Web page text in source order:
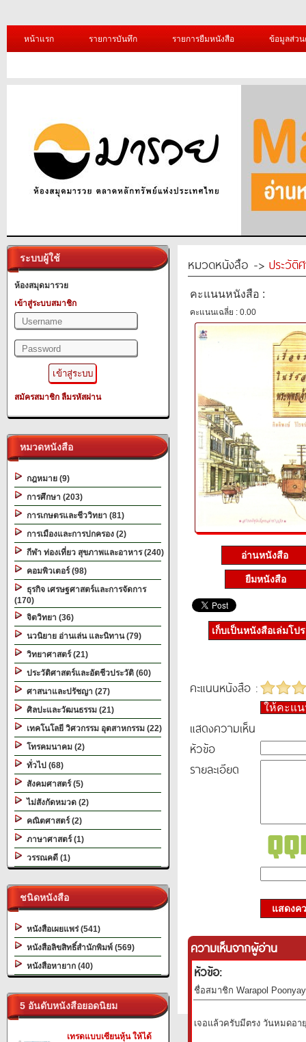
หน้าแรก รายการบันทึก รายการยืมหนังสือ ข้อมูลส่ว
ระบบผู้ใช้
ห้องสมุดมารวย
เข้าสู่ระบบสมาชิก
สมัครสมาชิก ลืมรหัสผ่าน
หมวดหนังสือ
กฎหมาย (9)
การศึกษา (203)
การเกษตรและชีววิทยา (81)
การเมืองและการปกครอง (2)
กีฬา ท่องเที่ยว สุขภาพและอาหาร (240)
คอมพิวเตอร์ (98)
ธุรกิจ เศรษฐศาสตร์และการจัดการ
(170)
จิตวิทยา (36)
นวนิยาย อ่านเล่น และนิทาน (79)
วิทยาศาสตร์ (21)
ประวัติศาสตร์และอัตชีวประวัติ (60)
ศาสนาและปรัชญา (27)
ศิลปะและวัฒนธรรม (21)
เทคโนโลยี วิศวกรรม อุตสาหกรรม (22)
โทรคมนาคม (2)
ทั่วไป (68)
สังคมศาสตร์ (5)
ไม่สังกัดหมวด (2)
คณิตศาสตร์ (2)
ภาษาศาสตร์ (1)
วรรณคดี (1)
ชนิดหนังสือ
หนังสือเผยแพร่ (541)
หนังสือลิขสิทธิ์สำนักพิมพ์ (569)
หนังสือหายาก (40)
5 อันดับหนังสือยอดนิยม
เทรดแบบเซียนหุ้น ให้ได้
หมวดหนังสือ -> ประวัติ
คะแนนหนังสือ :
คะแนนเฉลี่ย : 0.00
อ่านหนังสือ
ยืมหนังสือ
เก็บเป็นหนังสือเล่มโป
คะแนนหนังสือ :
ให้คะแ
แสดงความเห็น
หัวข้อ
รายละเอียด
แสดงค
ความเห็นจากผู้อ่าน
หัวข้อ:
ชื่อสมาชิก Warapol
เจอแล้วครับมีตรง วันหมดอา